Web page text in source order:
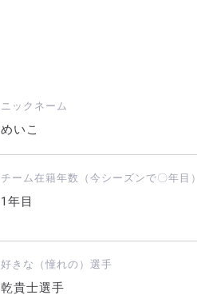
ニックネーム
めいこ
チーム在籍年数（今シーズンで〇年目）
1年目
好きな（憧れの）選手
乾貴士選手